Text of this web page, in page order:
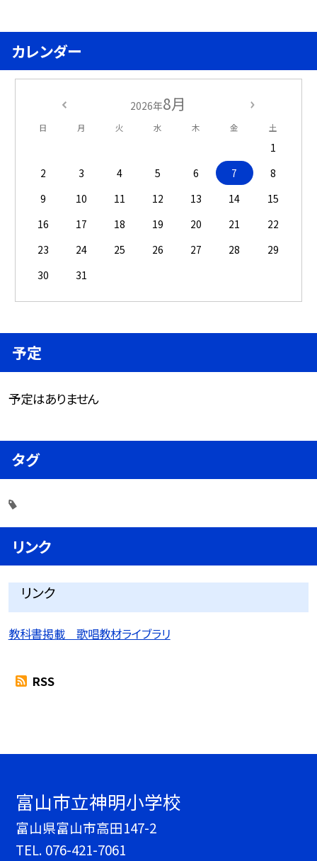
カレンダー
2026年8月
日 月 火 水 木 金 土
1
2
3 4 5 6 7
8
9
10 11 12 13 14
15
16
17 18 19 20 21
22
23
24 25 26 27 28
29
30
31
予定
予定はありません
タグ
リンク
リンク
教科書掲載 歌唱教材ライブラリ
RSS
富山市立神明小学校
富山県富山市高田147-2
TEL. 076-421-7061